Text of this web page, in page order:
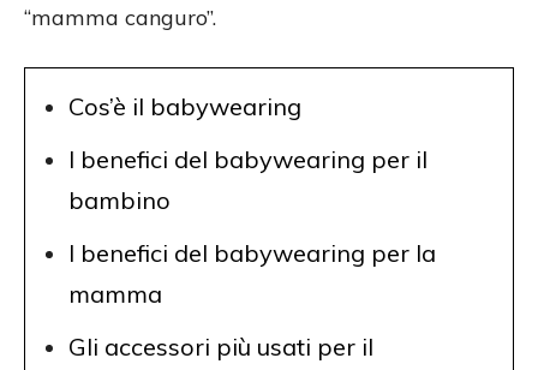
“mamma canguro”.
Cos’è il babywearing
I benefici del babywearing per il
bambino
I benefici del babywearing per la
mamma
Gli accessori più usati per il